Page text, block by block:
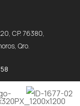
CP. 76380,
Qro.